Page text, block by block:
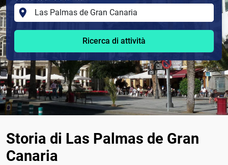
Ricerca di attività
Storia di Las Palmas de Gran
Canaria